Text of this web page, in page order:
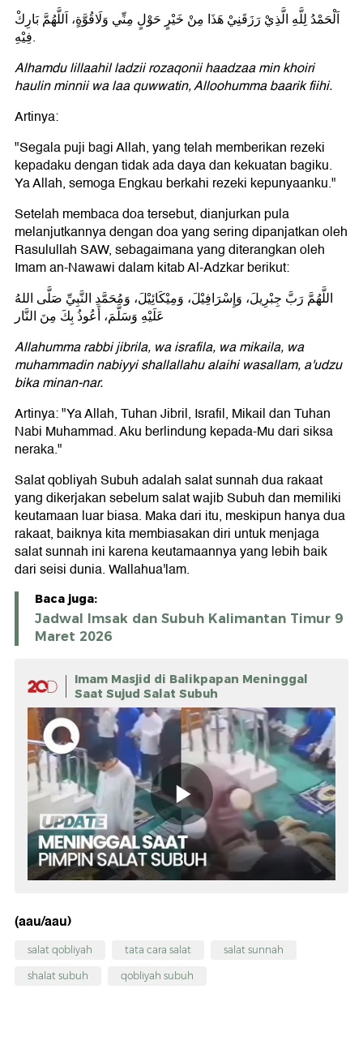
اَلْحَمْدُ لِلَّهِ الَّذِيْ رَزَقَنِيْ هَذَا مِنْ خَيْرٍ حَوْلٍ مِنِّي وَلَاقُوَّةٍ، اَللَّهُمَّ بَارِكْ
فِيْهِ.
Alhamdu lillaahil ladzii rozaqonii haadzaa min khoiri
haulin minnii wa laa quwwatin, Alloohumma baarik fiihi.
Artinya:
"Segala puji bagi Allah, yang telah memberikan rezeki
kepadaku dengan tidak ada daya dan kekuatan bagiku.
Ya Allah, semoga Engkau berkahi rezeki kepunyaanku."
Setelah membaca doa tersebut, dianjurkan pula
melanjutkannya dengan doa yang sering dipanjatkan oleh
Rasulullah SAW, sebagaimana yang diterangkan oleh
Imam an-Nawawi dalam kitab Al-Adzkar berikut:
اللَّهُمَّ رَبَّ جِبْرِيلَ، وَإِسْرَافِيْلَ، وَمِيْكَائِيْلَ، وَمُحَمَّدِ النَّبِيِّ صَلَّى اللهُ
عَلَيْهِ وَسَلَّمَ، أَعُوذُ بِكَ مِنَ النَّار
Allahumma rabbi jibrila, wa israfila, wa mikaila, wa
muhammadin nabiyyi shallallahu alaihi wasallam, a'udzu
bika minan-nar.
Artinya: "Ya Allah, Tuhan Jibril, Israfil, Mikail dan Tuhan
Nabi Muhammad. Aku berlindung kepada-Mu dari siksa
neraka."
Salat qobliyah Subuh adalah salat sunnah dua rakaat
yang dikerjakan sebelum salat wajib Subuh dan memiliki
keutamaan luar biasa. Maka dari itu, meskipun hanya dua
rakaat, baiknya kita membiasakan diri untuk menjaga
salat sunnah ini karena keutamaannya yang lebih baik
dari seisi dunia. Wallahua'lam.
Baca juga:
Jadwal Imsak dan Subuh Kalimantan Timur 9
Maret 2026
Imam Masjid di Balikpapan Meninggal
Saat Sujud Salat Subuh
(aau/aau)
salat qobliyah tata cara salat salat sunnah
shalat subuh qobliyah subuh